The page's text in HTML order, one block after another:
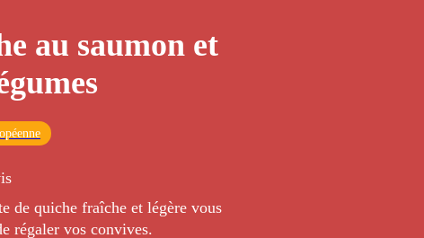
au saumon et
de quiche fraîche et légère vous
régaler vos convives.